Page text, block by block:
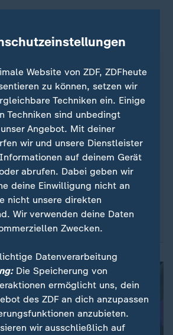
Katzen
Jahr 2023untersuchte, ob
Ernährung gesünder lebten als
Dazu wurden die
Allerdings war ein Teil der Tiere,
Studie teilnahmen, Freigänger.
auf anderen Wegen an tierische
konnten, konnte daher nicht
Eine Studie, bei der Tiere
unter Laborbedingungen
werden können, ist aus
nicht zugelassen.
Website von ZDF, ZDFheute
zu können, setzen wir
Techniken ein. Einige
Techniken sind unbedingt
Angebot. Mit deiner
wir und unsere Dienstleister
auf deinem Gerät
abrufen. Dabei geben wir
deine Einwilligung nicht an
nicht unsere direkten
Wir verwenden deine Daten
Zwecken.
Datenverarbeitung
Die Speicherung von
ermöglicht uns, dein
des ZDF an dich anzupassen
anzubieten.
wir ausschließlich auf